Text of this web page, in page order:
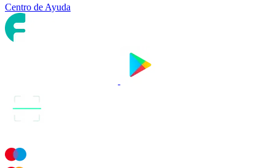
Centro de Ayuda